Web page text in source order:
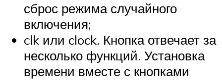
сброс режима случайного
включения;
clk или clock. Кнопка отвечает за
несколько функций. Установка
времени вместе с кнопками